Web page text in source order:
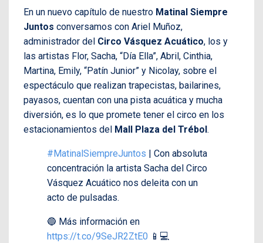
En un nuevo capítulo de nuestro Matinal Siempre
Juntos conversamos con Ariel Muñoz,
administrador del Circo Vásquez Acuático, los y
las artistas Flor, Sacha, “Día Ella”, Abril, Cinthia,
Martina, Emily, “Patín Junior” y Nicolay, sobre el
espectáculo que realizan trapecistas, bailarines,
payasos, cuentan con una pista acuática y mucha
diversión, es lo que promete tener el circo en los
estacionamientos del Mall Plaza del Trébol .
#MatinalSiempreJuntos | Con absoluta
concentración la artista Sacha del Circo
Vásquez Acuático nos deleita con un
acto de pulsadas.
🔵 Más información en
https://t.co/9SeJR2ZtE0 📱💻